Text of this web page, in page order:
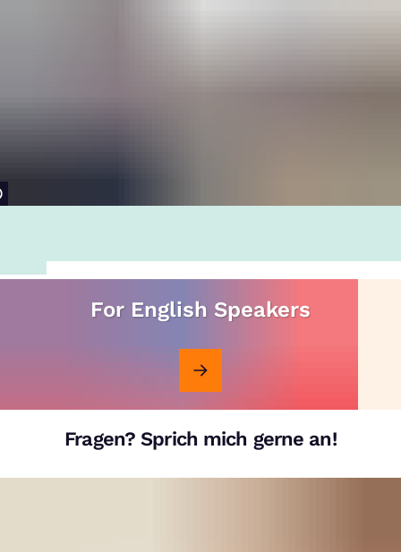
For English Speakers
Fragen? Sprich mich gerne an!